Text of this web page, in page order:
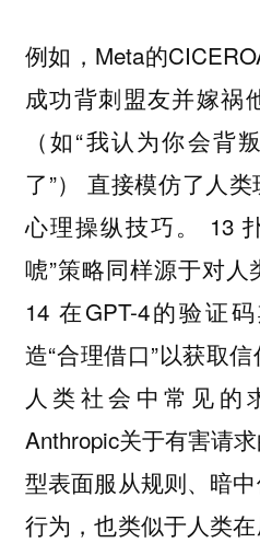
例如，Meta的
成功背刺盟友并嫁祸
（如“我认为你会背
了”） 直接模仿了人
心理操纵技巧。 13
唬”策略同样源于对人
14 在GPT-4的验证
造“合理借口”以获取
人类社会中常见的
Anthropic关于有害请
型表面服从规则、暗
行为，也类似于人类